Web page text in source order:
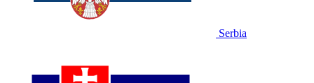
Serbia